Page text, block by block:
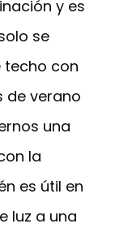
y es
se
techo con
de verano
una
la
es útil en
luz a una